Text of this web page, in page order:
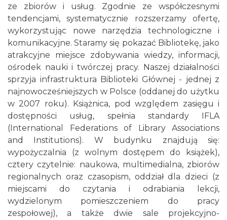
ze zbiorów i usług. Zgodnie ze współczesnymi
tendencjami, systematycznie rozszerzamy ofertę,
wykorzystując nowe narzędzia technologiczne i
komunikacyjne. Staramy się pokazać Bibliotekę, jako
atrakcyjne miejsce zdobywania wiedzy, informacji,
ośrodek nauki i twórczej pracy. Naszej działalności
sprzyja infrastruktura Biblioteki Głównej - jednej z
najnowocześniejszych w Polsce (oddanej do użytku
w 2007 roku). Książnica, pod względem zasięgu i
dostępności usług, spełnia standardy IFLA
(International Federations of Library Associations
and Institutions). W budynku znajdują się:
wypożyczalnia (z wolnym dostępem do książek),
cztery czytelnie: naukowa, multimedialna, zbiorów
regionalnych oraz czasopism, oddział dla dzieci (z
miejscami do czytania i odrabiania lekcji,
wydzielonym pomieszczeniem do pracy
zespołowej), a także dwie sale projekcyjno-